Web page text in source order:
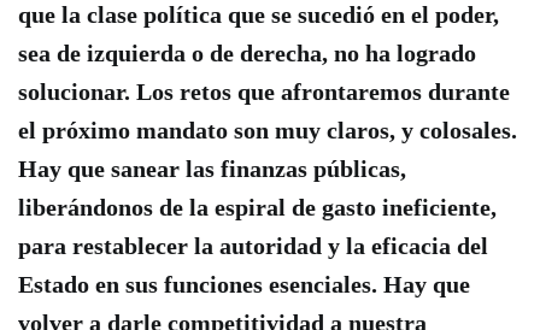
que la clase política que se sucedió en el poder,
sea de izquierda o de derecha, no ha logrado
solucionar. Los retos que afrontaremos durante
el próximo mandato son muy claros, y colosales.
Hay que sanear las finanzas públicas,
liberándonos de la espiral de gasto ineficiente,
para restablecer la autoridad y la eficacia del
Estado en sus funciones esenciales. Hay que
volver a darle competitividad a nuestra